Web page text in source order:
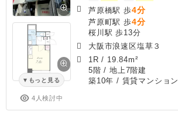
もっと見る
4人検討中
芦原橋駅 歩4分
芦原町駅 歩4分
桜川駅 歩13分
大阪市浪速区塩草３
1R / 19.84m²
5階 / 地上7階建
築10年 / 賃貸マンション